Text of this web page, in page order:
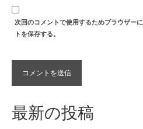
次回のコメントで使用するためブラウザー
トを保存する。
最新の投稿